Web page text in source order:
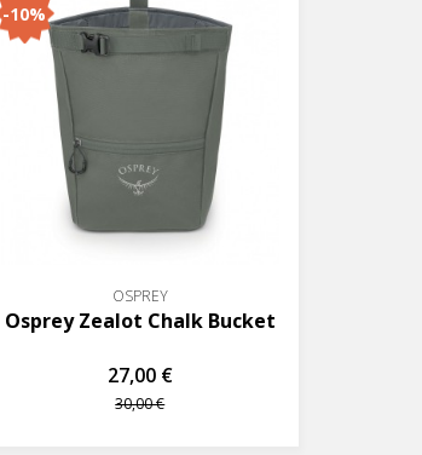
-10%
OSPREY
Osprey Zealot Chalk Bucket
27,00 €
30,00 €